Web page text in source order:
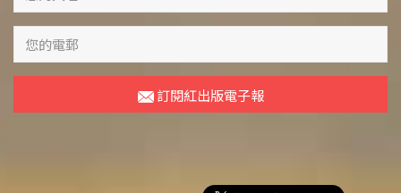
訂閱紅出版電子報